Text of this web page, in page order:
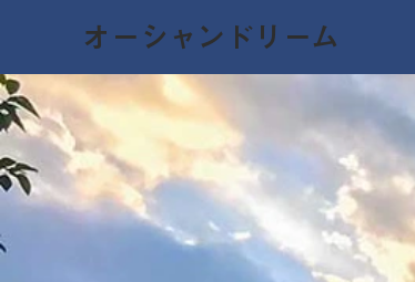
オーシャンドリーム